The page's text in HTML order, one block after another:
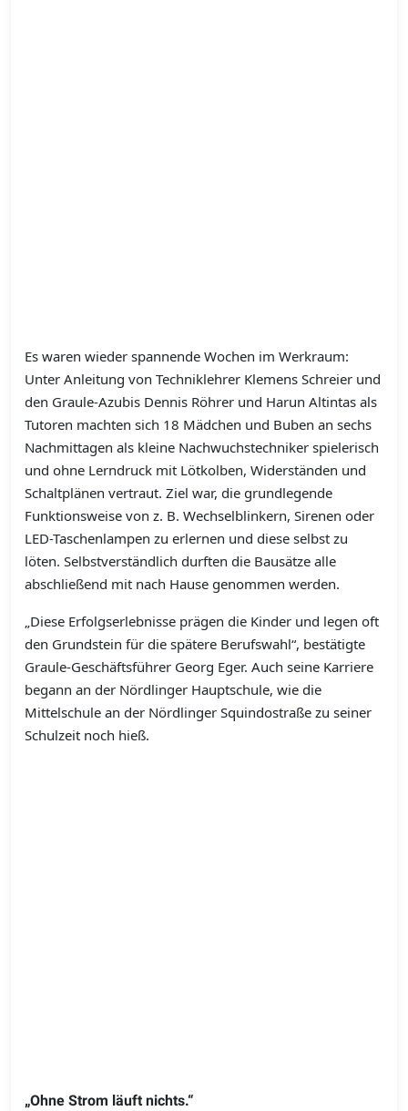
Es waren wieder spannende Wochen im Werkraum:
Unter Anleitung von Techniklehrer Klemens Schreier und
den Graule-Azubis Dennis Röhrer und Harun Altintas als
Tutoren machten sich 18 Mädchen und Buben an sechs
Nachmittagen als kleine Nachwuchstechniker spielerisch
und ohne Lerndruck mit Lötkolben, Widerständen und
Schaltplänen vertraut. Ziel war, die grundlegende
Funktionsweise von z. B. Wechselblinkern, Sirenen oder
LED-Taschenlampen zu erlernen und diese selbst zu
löten. Selbstverständlich durften die Bausätze alle
abschließend mit nach Hause genommen werden.
„Diese Erfolgserlebnisse prägen die Kinder und legen oft
den Grundstein für die spätere Berufswahl“, bestätigte
Graule-Geschäftsführer Georg Eger. Auch seine Karriere
begann an der Nördlinger Hauptschule, wie die
Mittelschule an der Nördlinger Squindostraße zu seiner
Schulzeit noch hieß.
„Ohne Strom läuft nichts.“